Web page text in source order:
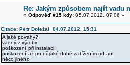
Re: Jakým způsobem najít vadu
« Odpověď #15 kdy:05.07.2012, 07:06 »
Citace: Petr Doležal 04.07.2012, 15:31
A jaké povahy?
vadný z výroby
poškození při instalaci
poškození až po nějaké době zatížením od aut
něco jiného